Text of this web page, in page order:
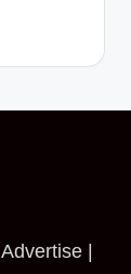
Advertise |